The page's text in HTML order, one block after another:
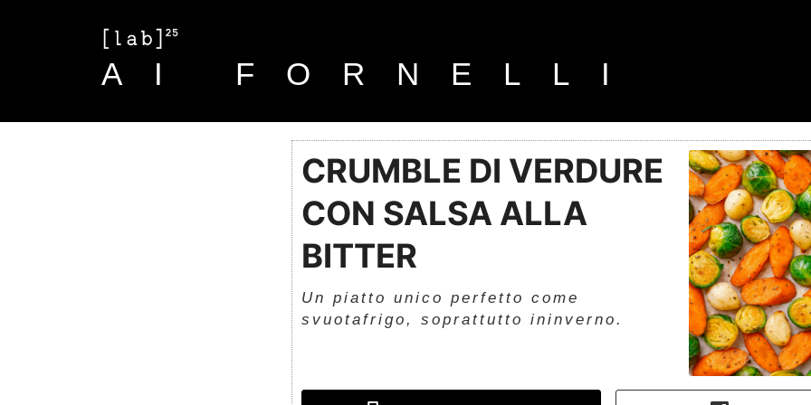
AI FORNELLI
CRUMBLE DI VERDURE
CON SALSA ALLA
BITTER
Un piatto unico perfetto come
svuotafrigo, soprattutto ininverno.